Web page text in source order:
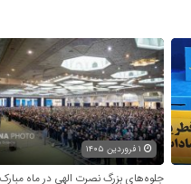
جلوه‌های بزرگ نصرت الهی در ماه مبارک